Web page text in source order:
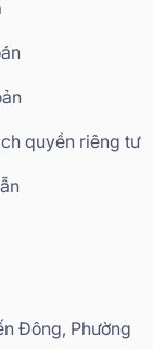
quyền riêng tư
Đông, Phường